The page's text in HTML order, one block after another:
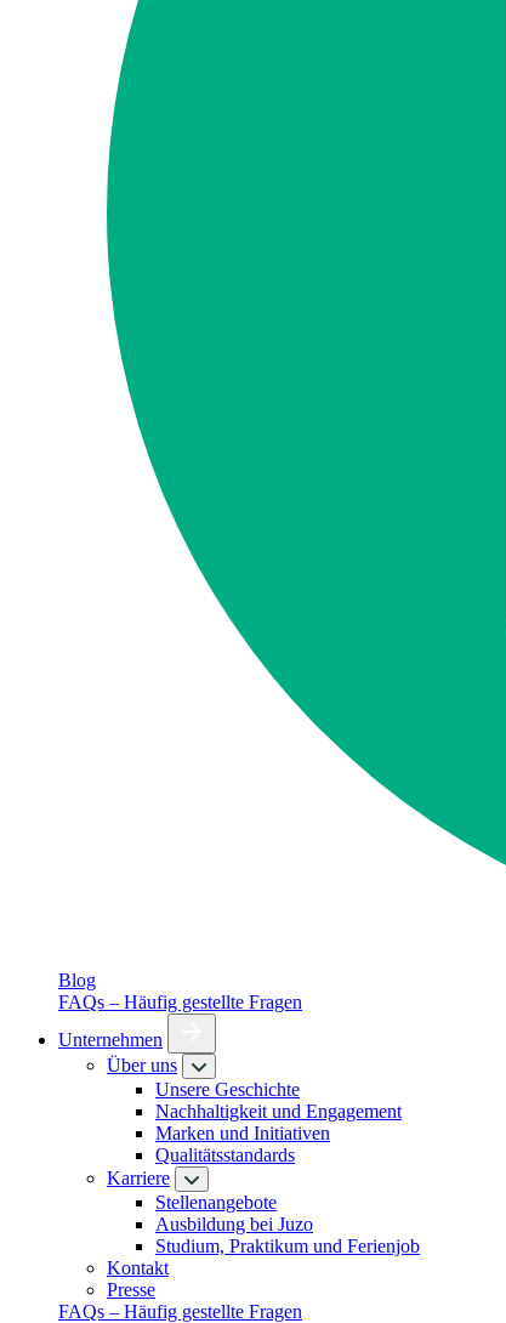
Blog
FAQs – Häufig gestellte Fragen
Unternehmen
Über uns
Unsere Geschichte
Nachhaltigkeit und Engagement
Marken und Initiativen
Qualitätsstandards
Karriere
Stellenangebote
Ausbildung bei Juzo
Studium, Praktikum und Ferienjob
Kontakt
Presse
FAQs – Häufig gestellte Fragen